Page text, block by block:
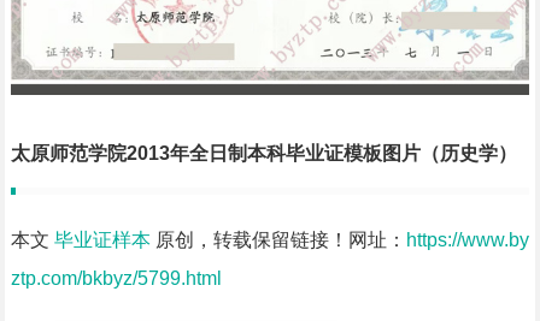
太原师范学院2013年全日制本科毕业证模板图片（历史学）
本文 毕业证样本原创，转载保留链接！网址： https://www.by
ztp.com/bkbyz/5799.html